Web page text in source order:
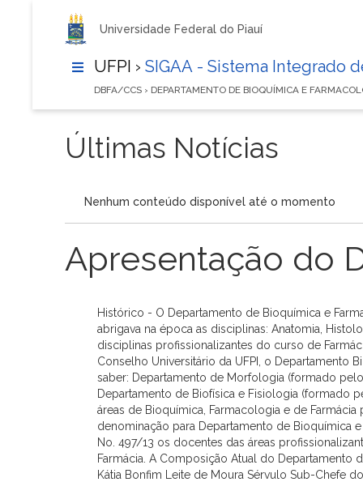
Universidade Federal do Piauí
UFPI › SIGAA - Sistema Integrado
DBFA/CCS › DEPARTAMENTO DE BIOQUÍMICA E
Últimas Notícias
Nenhum conteúdo disponível até o momento
Apresentação do
Histórico - O Departamento de Bioquímica e
abrigava na época as disciplinas: Anatomia,
disciplinas profissionalizantes do curso de
Conselho Universitário da UFPI, o Departamento
saber: Departamento de Morfologia (formado
Departamento de Biofísica e Fisiologia (formado
áreas de Bioquímica, Farmacologia e de
denominação para Departamento de Bioquímica
No. 497/13 os docentes das áreas
Farmácia. A Composição Atual do Departamento
Kátia Bonfim Leite de Moura Sérvulo Sub-Chefe